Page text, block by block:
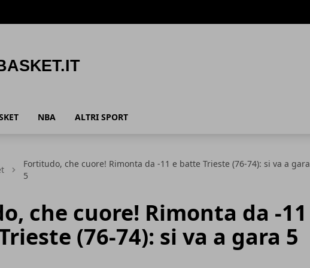
NBA ALTRI SPORT
Fortitudo, che cuore! Rimonta da -11 e batte Trieste (76-74): si va a gara
5
che cuore! Rimonta da -11
(76-74): si va a gara 5